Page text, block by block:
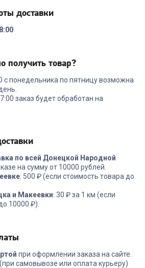
RD-
из
Grillage 26 см.
2 499₽
доставки
получить товар?
с понедельника по пятницу возможна
заказ будет обработан на
по всей Донецкой Народной
на сумму от 10000 рублей.
: 500 ₽ (если стоимость товара до
и Макеевки: 30 ₽ за 1 км (если
10000 ₽).
при оформлении заказа на сайте.
(при самовывозе или оплата курьеру)